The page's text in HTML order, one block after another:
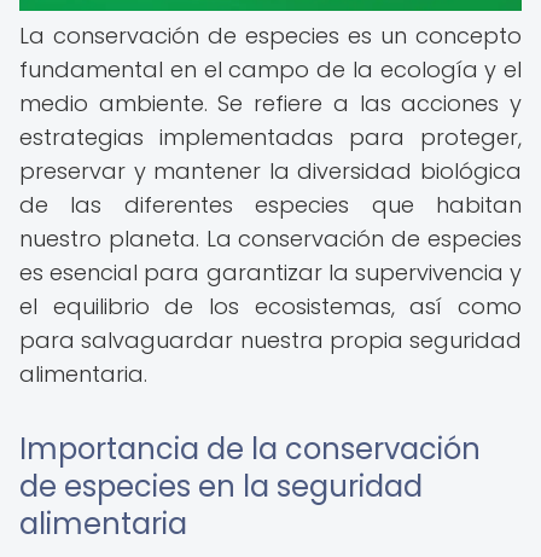
La conservación de especies es un concepto
fundamental en el campo de la ecología y el
medio ambiente. Se refiere a las acciones y
estrategias implementadas para proteger,
preservar y mantener la diversidad biológica
de las diferentes especies que habitan
nuestro planeta. La conservación de especies
es esencial para garantizar la supervivencia y
el equilibrio de los ecosistemas, así como
para salvaguardar nuestra propia seguridad
alimentaria.
Importancia de la conservación
de especies en la seguridad
alimentaria